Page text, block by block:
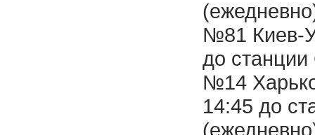
№81 Киев-
до
№14
14:45 до